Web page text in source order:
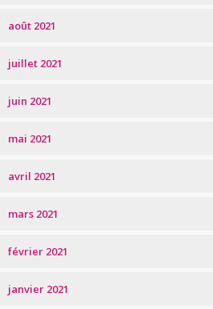
août 2021
juillet 2021
juin 2021
mai 2021
avril 2021
mars 2021
février 2021
janvier 2021